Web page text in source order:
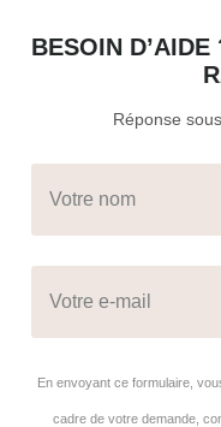
BESOIN
Réponse
En envoyant ce formulaire,
cadre de votre demande,